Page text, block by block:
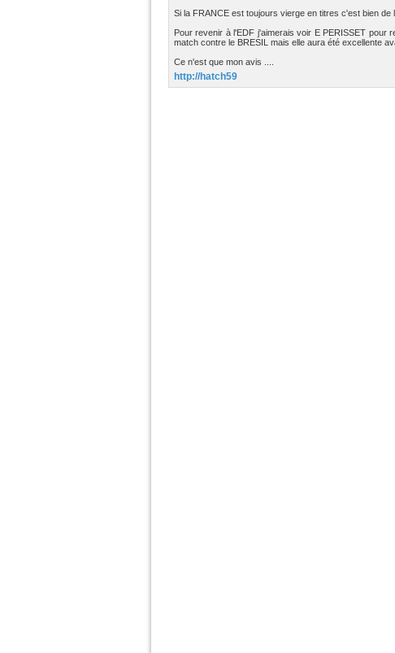
Si la FRANCE est toujours vierge en titres c'est bien
Pour revenir à l'EDF j'aimerais voir E PERISSET
match contre le BRESIL mais elle aura été excellente
Ce n'est que mon avis ....
http://hatch59